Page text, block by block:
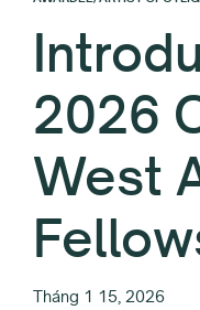
2026
West
Tháng 1 15, 2026